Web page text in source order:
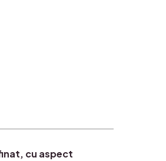
cu aspect